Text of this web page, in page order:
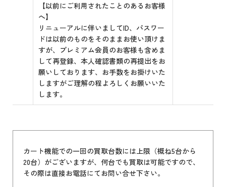
【以前にご利用されたことのあるお客様
へ】
リニューアルに伴いましてID、パスワー
ドは以前のものをそのままお使い頂けま
すが、プレミアム会員のお客様も含めま
して再登録、本人確認書類の再提出をお
願いしております、お手数をお掛けいた
しますがご理解の程よろしくお願いいた
します。
カート機能での一回の買取台数には上限（概ね5台から
20台）がございますが、何台でも買取は可能ですので、
その際は直接お電話にてお問い合せ下さい。